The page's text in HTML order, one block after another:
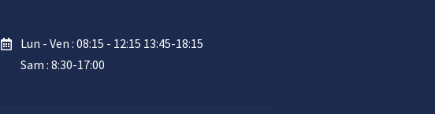
Lun - Ven : 08:15 - 12:15 13:45-18:15
Sam : 8:30-17:00